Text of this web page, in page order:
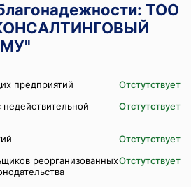
ТОО
предприятий
Отстутствует
Отстутствует
Отстутствует
реорганизованныхОтстутствует